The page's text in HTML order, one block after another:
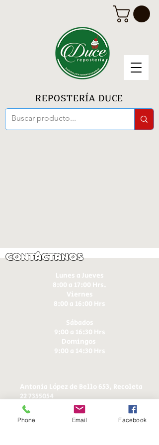
REPOSTERÍA DUCE
Contáctanos
Lunes a Jueves
8:00 a 17:00 Hrs.
Viernes
8:00 a 16:00 Hrs​
Sábados
9:00 a 16:30 Hrs
Domingos
9:00 a 14:30 Hrs
Antonia López de Bello 653, Recoleta
22 7355054
22 7375725
+56 9 75224598
ducereposteria@gmail.com
Phone Email Facebook